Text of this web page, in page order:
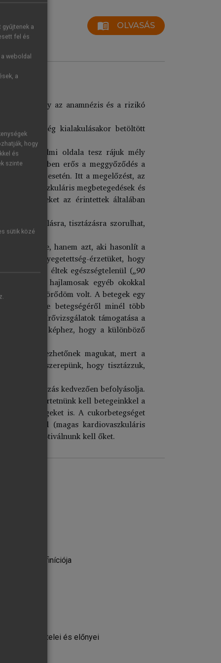
menu_book OLVASÁS
hogy az anamnézis és a rizikó
a betegség kialakulásakor betöltött
érzelmi oldala tesz rájuk mély
halt. Akiben erős a meggyőződés a
esetén. Itt a megelőzést, az
kardiovaszkuláris megbetegedések és
betegségeket az érintettek általában
korrigálásra, tisztázásra szorulhat,
hanem azt, aki hasonlít a
fenyegetettség-érzetüket, hogy
sokáig éltek egészségtelenül („90
hajlamosak egyéb okokkal
vagy nemtörődöm volt. A betegek egy
jár, illetve betegségéről minél több
szűrővizsgálatok támogatása a
kialakított képhez, hogy a különböző
sebezhetőnek magukat, mert a
Fontos szerepünk, hogy tisztázzuk,
beavatkozás kedvezően befolyásolja.
Ismertetnünk kell betegeinkkel a
lehetőségeket is. A cukorbetegséget
(magas kardiovaszkuláris
motiválnunk kell őket.
definíciója
feltételei és előnyei
a
fel és
weboldal
a
hogy
és
szinte
sütik közé